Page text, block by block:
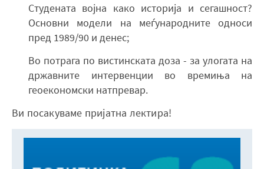
Студената војна како историја и сегашност?
Основни модели на меѓународните односи
пред 1989/90 и денес;
Во потрага по вистинската доза - за улогата на
државните интервенции во времиња на
геоекономски натпревар.
Ви посакуваме пријатна лектира!